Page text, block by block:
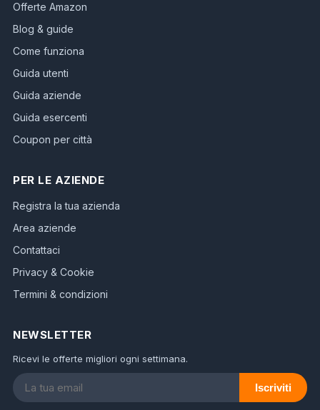
Offerte Amazon
Blog & guide
Come funziona
Guida utenti
Guida aziende
Guida esercenti
Coupon per città
PER LE AZIENDE
Registra la tua azienda
Area aziende
Contattaci
Privacy & Cookie
Termini & condizioni
NEWSLETTER
Ricevi le offerte migliori ogni settimana.
Iscriviti